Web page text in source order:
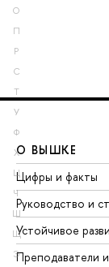
О
П
Р
С
Т
У
Ф
Х
Ц
Ч
Ш
Щ
Э
О ВЫШКЕ
Цифры и факты
Руководство и
Устойчивое
Преподаватели